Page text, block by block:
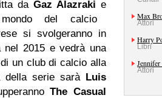
daGaz Alazraki e
del calcio
si svolgeranno in
nel 2015 e vedrà una
un club di calcio alla
della serie sarà Luis
The Casual
Max
Attori
Harry
Libri
Jennifer
Attori